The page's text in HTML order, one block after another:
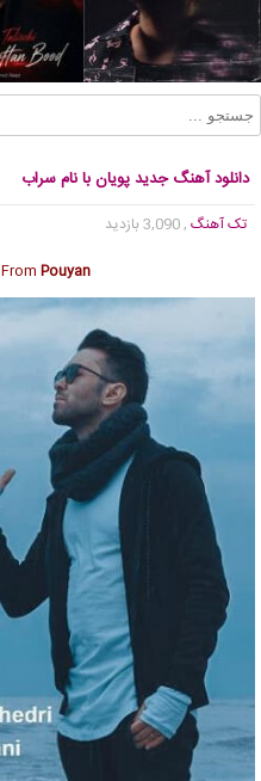
دانلود آهنگ جدید پویان با نام سراب
تک آهنگ , 3,090 بازدید
From Pouyan